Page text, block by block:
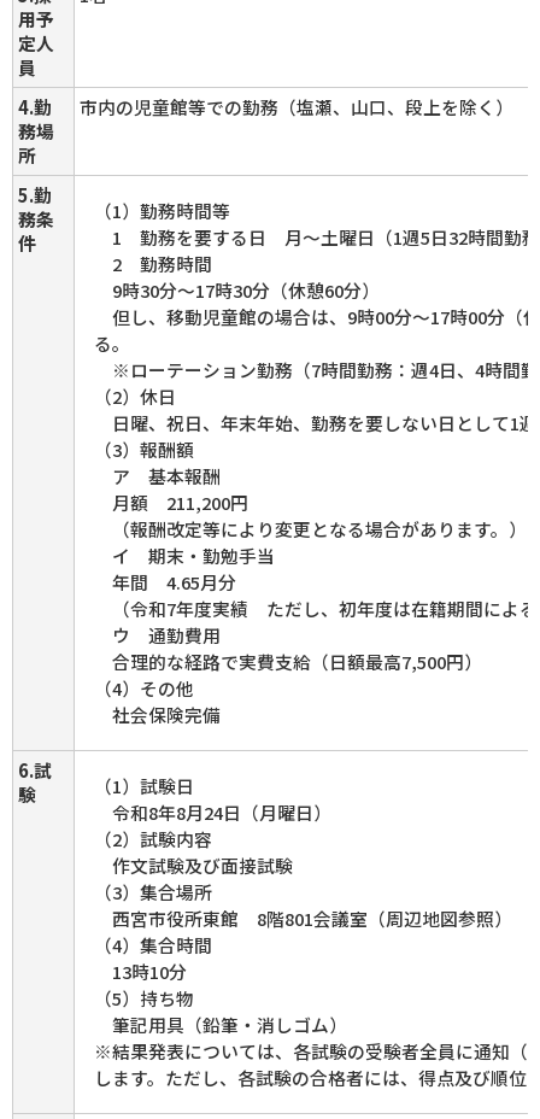
用予
定人
員
4.勤
務場
所
市内の児童館等での勤務（塩瀬、山口、段上を除く）
5.勤
務条
件
（1）勤務時間等
1 勤務を要する日 月～土曜日（1週5日32時間勤
2 勤務時間
9時30分～17時30分（休憩60分）
但し、移動児童館の場合は、9時00分～17時00分（
る。
※ローテーション勤務（7時間勤務：週4日、4時間
（2）休日
日曜、祝日、年末年始、勤務を要しない日として1
（3）報酬額
ア 基本報酬
月額 211,200円
（報酬改定等により変更となる場合があります。）
イ 期末・勤勉手当
年間 4.65月分
（令和7年度実績 ただし、初年度は在籍期間によ
ウ 通勤費用
合理的な経路で実費支給（日額最高7,500円）
（4）その他
社会保険完備
6.試
験
（1）試験日
令和8年8月24日（月曜日）
（2）試験内容
作文試験及び面接試験
（3）集合場所
西宮市役所東館 8階801会議室（周辺地図参照）
（4）集合時間
13時10分
（5）持ち物
筆記用具（鉛筆・消しゴム）
※結果発表については、各試験の受験者全員に通知（
します。ただし、各試験の合格者には、得点及び順位